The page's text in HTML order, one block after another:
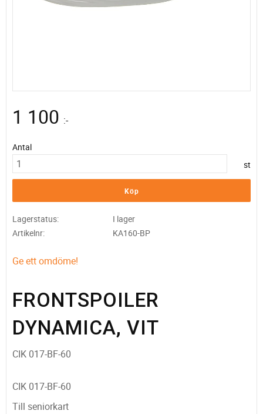
1 100 :-
Antal
st
Köp
Lagerstatus
I lager
Artikelnr
KA160-BP
Ge ett omdöme!
FRONTSPOILER
DYNAMICA, VIT
CIK 017-BF-60
CIK 017-BF-60
Till seniorkart